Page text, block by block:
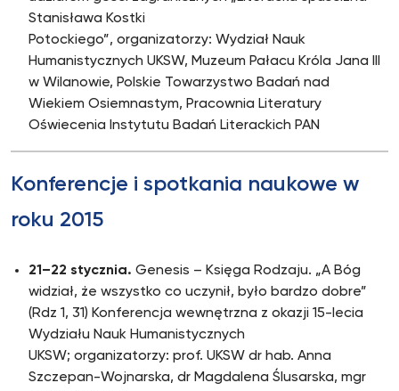
Stanisława Kostki
Potockiego”, organizatorzy: Wydział Nauk
Humanistycznych UKSW, Muzeum Pałacu Króla Jana III
w Wilanowie, Polskie Towarzystwo Badań nad
Wiekiem Osiemnastym, Pracownia Literatury
Oświecenia Instytutu Badań Literackich PAN
Konferencje i spotkania naukowe w
roku 2015
21–22 stycznia. Genesis – Księga Rodzaju. „A Bóg
widział, że wszystko co uczynił, było bardzo dobre”
(Rdz 1, 31) Konferencja wewnętrzna z okazji 15-lecia
Wydziału Nauk Humanistycznych
UKSW; organizatorzy: prof. UKSW dr hab. Anna
Szczepan-Wojnarska, dr Magdalena Ślusarska, mgr